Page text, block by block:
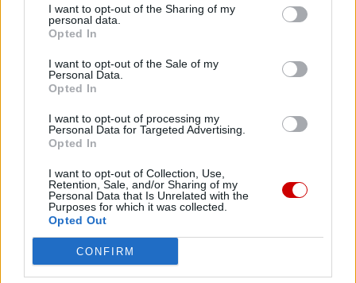
I want to opt-out of the Sharing of my
personal data.
Opted In
I want to opt-out of the Sale of my
Personal Data.
Opted In
I want to opt-out of processing my
Personal Data for Targeted Advertising.
Opted In
I want to opt-out of Collection, Use,
Retention, Sale, and/or Sharing of my
Personal Data that Is Unrelated with the
Purposes for which it was collected.
Opted Out
CONFIRM
Następna
Najnowsze
Kościół w Pozzuoli na pierwszej linii: Msza wśród gruzów,
pomoc dla ewakuowanych
09 sierpnia 2026 | 14:19
Zwierzchnik UKGK: „Nie bójcie się, bądźcie wolni!” – dziedzictwo
bp. Pawło Wasyłyka
Świdnica: koncert praprawnuczki kompozytora szykanowanego
za twórczość w języku polskim